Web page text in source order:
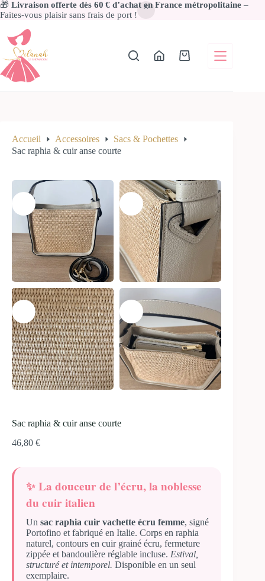
🎁 Livraison offerte dès 60 € d’achat en France métropolitaine –
Faites-vous plaisir sans frais de port !
au
contenu
Panier
Accueil Accessoires
Sacs & Pochettes
Sac raphia & cuir anse courte
Sac raphia & cuir anse courte
46,80 €
✨La douceur de l’écru, la noblesse
du cuir italien
Un sac raphia cuir vachette écru femme, signé
Portofino et fabriqué en Italie. Corps en raphia
naturel, contours en cuir grainé écru, fermeture
zippée et bandoulière réglable incluse. Estival,
structuré et intemporel. Disponible en un seul
exemplaire.